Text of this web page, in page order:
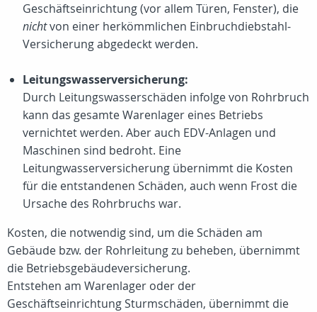
Geschäftseinrichtung (vor allem Türen, Fenster), die
nichtvon einer herkömmlichen Einbruchdiebstahl-
Versicherung abgedeckt werden.
Leitungswasserversicherung:
Durch Leitungswasserschäden infolge von Rohrbruch
kann das gesamte Warenlager eines Betriebs
vernichtet werden. Aber auch EDV-Anlagen und
Maschinen sind bedroht. Eine
Leitungwasserversicherung übernimmt die Kosten
für die entstandenen Schäden, auch wenn Frost die
Ursache des Rohrbruchs war.
Kosten, die notwendig sind, um die Schäden am
Gebäude bzw. der Rohrleitung zu beheben, übernimmt
die Betriebsgebäudeversicherung.
Entstehen am Warenlager oder der
Geschäftseinrichtung Sturmschäden, übernimmt die